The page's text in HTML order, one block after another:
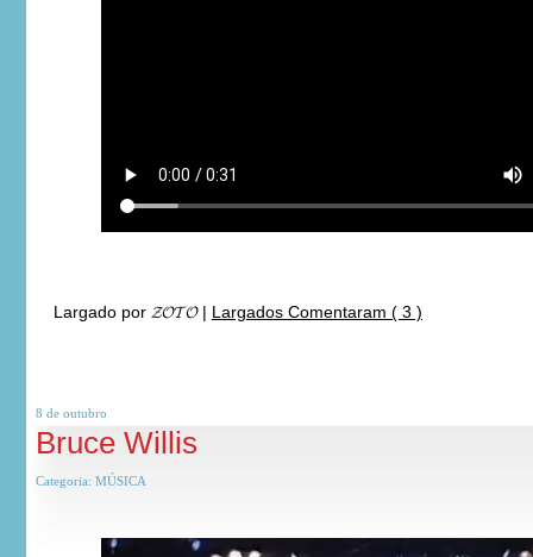
Largado por 𝓩𝓞𝓣𝓞| Largados Comentaram ( 3 )
8 de outubro
Bruce Willis
Categoria: MÚSICA